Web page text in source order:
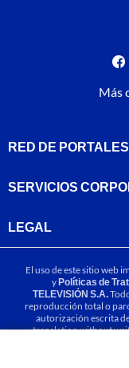
Más
RED DE PORTALES
SERVICIOS
LEGAL
El uso de este sitio web
yPolíticas de
TELEVISIÓN S.A.
reproducción total o
autorización escrita
translation without